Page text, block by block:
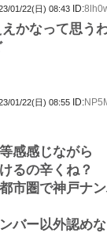
01/22(日) 08:43 ID:
かなって思う
01/22(日) 08:55 ID:
感感じながら
るの辛くね？
市圏で神戸ナ
バー以外認め